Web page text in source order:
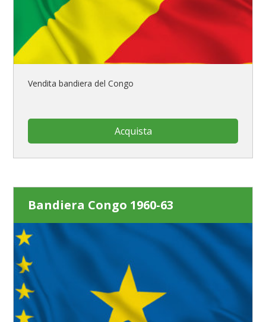
Vendita bandiera del Congo
Acquista
Bandiera Congo 1960-63